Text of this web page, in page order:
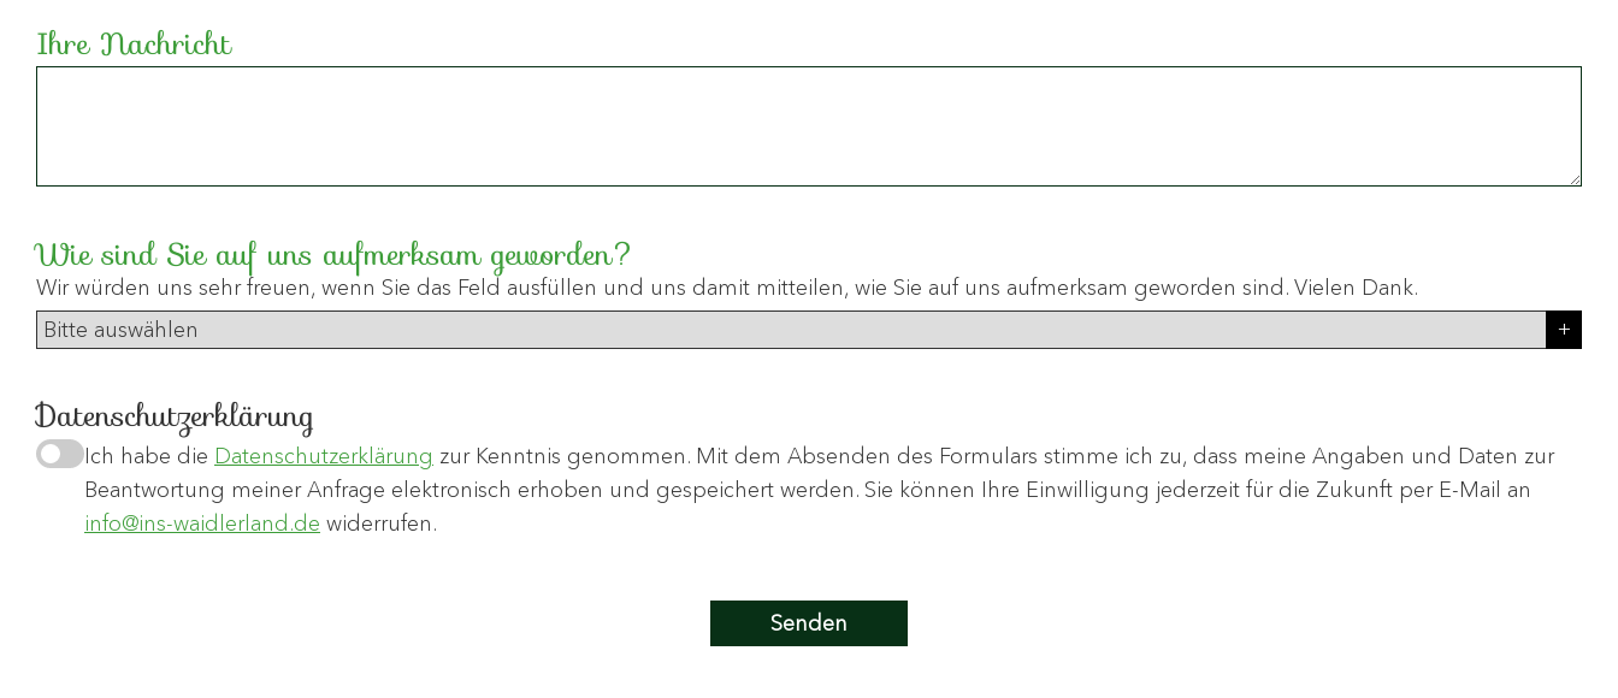
Ihre Nachricht
Wie sind Sie auf uns aufmerksam geworden?
Wir würden uns sehr freuen, wenn Sie das Feld ausfüllen und uns damit mitteilen, wie Sie auf uns aufmerksam geworden sind. Vielen Dank.
Datenschutzerklärung
Ich habe die Datenschutzerklärung zur Kenntnis genommen. Mit dem Absenden des Formulars stimme ich zu, dass meine Angaben und Daten zur
Beantwortung meiner Anfrage elektronisch erhoben und gespeichert werden. Sie können Ihre Einwilligung jederzeit für die Zukunft per E-Mail an
info@ins-waidlerland.de widerrufen.